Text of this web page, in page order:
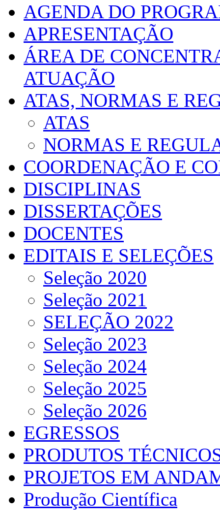
AGENDA DO
APRESENTAÇÃO
ÁREA DE
ATUAÇÃO
ATAS, NORMAS E
ATAS
NORMAS E
COORDENAÇÃO E
DISCIPLINAS
DISSERTAÇÕES
DOCENTES
EDITAIS E SELEÇÕES
Seleção 2020
Seleção 2021
SELEÇÃO 2022
Seleção 2023
Seleção 2024
Seleção 2025
Seleção 2026
EGRESSOS
PRODUTOS
PROJETOS EM
Produção Científica